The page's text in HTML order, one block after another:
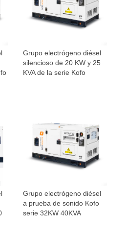
Grupo electrógeno diésel
silencioso de 20 KW y 25
KVA de la serie Kofo
Grupo electrógeno diésel
a prueba de sonido Kofo
serie 32KW 40KVA